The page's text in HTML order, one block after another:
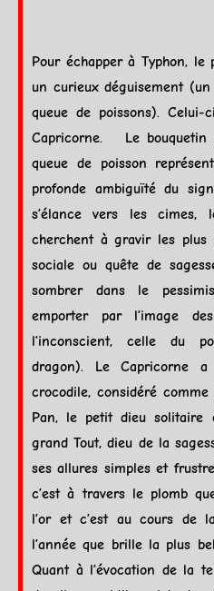
Pour échapper à Typhon,
un curieux déguisement
queue de poissons). Celui-
Capricorne. Le bouquetin
queue de poisson
profonde ambiguïté du
s’élance vers les cimes,
cherchent à gravir les plus
sociale ou quête de
sombrer dans le
emporter par l’image
l’inconscient, celle du
dragon). LeCapricorne a
crocodile, considéré
Pan, le petit dieu solitaire
grand Tout, dieu de la
ses allures simples et
c’est à travers le plomb
l’or et c’est au cours de
l’année que brille la plus
Quant à l’évocation de la